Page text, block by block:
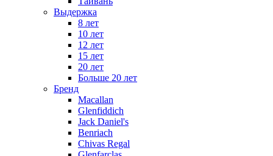
Выдержка
8 лет
10 лет
12 лет
15 лет
20 лет
Больше 20 лет
Бренд
Macallan
Glenfiddich
Jack Daniel's
Benriach
Chivas Regal